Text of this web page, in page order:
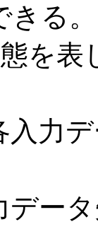
る。
を表
入力
デー